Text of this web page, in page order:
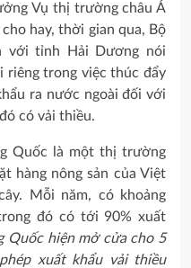
Vụ thị trường châu Á
hay, thời gian qua, Bộ
với tỉnh Hải Dương nói
riêng trong việc thúc đẩy
ra nước ngoài đối với
có vải thiều.
Quốc là một thị trường
hàng nông sản của Việt
Mỗi năm, có khoảng
đó có tới 90% xuất
Quốc hiện mở cửa cho 5
xuất khẩu vải thiều